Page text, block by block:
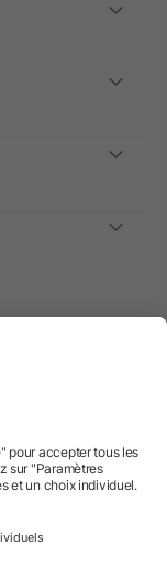
et articles